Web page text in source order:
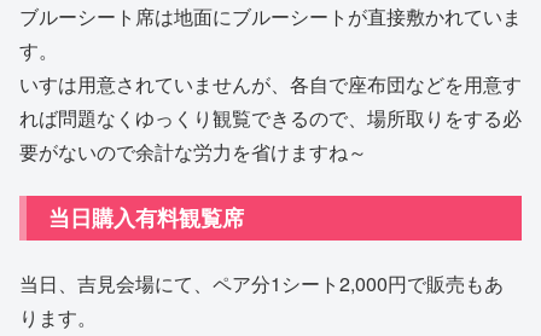
ブルーシート席は地面にブルーシートが直接敷かれていま
す。
いすは用意されていませんが、各自で座布団などを用意す
れば問題なくゆっくり観覧できるので、場所取りをする必
要がないので余計な労力を省けますね～
当日購入有料観覧席
当日、吉見会場にて、ペア分1シート2,000円で販売もあ
ります。